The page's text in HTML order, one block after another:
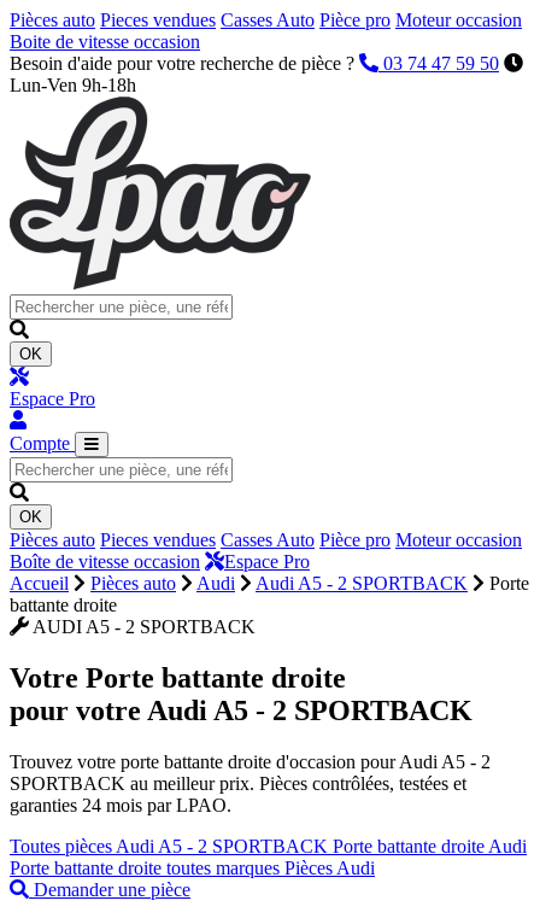
Pièces auto Pieces vendues Casses Auto Pièce pro Moteur occasion
Boite de vitesse occasion
Besoin d'aide pour votre recherche de pièce ?
03 74 47 59 50
Lun-Ven 9h-18h
OK
Espace Pro
Compte
OK
Pièces auto Pieces vendues Casses Auto Pièce pro Moteur occasion
Boîte de vitesse occasion
Espace Pro
Accueil
Pièces auto Audi Audi A5 - 2 SPORTBACK
Porte
battante droite
AUDI A5 - 2 SPORTBACK
Votre Porte battante droite
pour votre Audi A5 - 2 SPORTBACK
Trouvez votre porte battante droite d'occasion pour Audi A5 - 2
SPORTBACK au meilleur prix. Pièces contrôlées, testées et
garanties 24 mois par LPAO.
Toutes pièces Audi A5 - 2 SPORTBACK Porte battante droite Audi
Porte battante droite toutes marques Pièces Audi
Demander une pièce